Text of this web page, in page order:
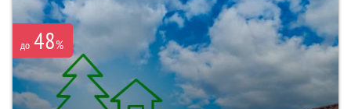
до 48%